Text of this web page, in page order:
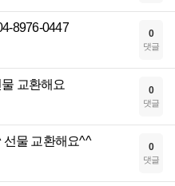
8976-0447 0
댓글
교환해요 0
댓글
선물 교환해요^^ 0
댓글